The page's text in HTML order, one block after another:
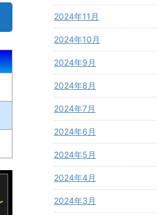
2024年11月
2024年10月
2024年9月
2024年8月
2024年7月
2024年6月
2024年5月
2024年4月
2024年3月